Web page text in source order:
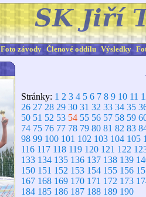
Foto závody Členové oddílu Výsledky
Stránky: 1 2 3 4 5 6 7 8 9 10 11
26 27 28 29 30 31 32 33 34 35
50 51 52 53 54 55 56 57 58 59
74 75 76 77 78 79 80 81 82 83
98 99 100 101 102 103 104 105
116 117 118 119 120 121 122
133 134 135 136 137 138 139
150 151 152 153 154 155 156
167 168 169 170 171 172 173
184 185 186 187 188 189 190